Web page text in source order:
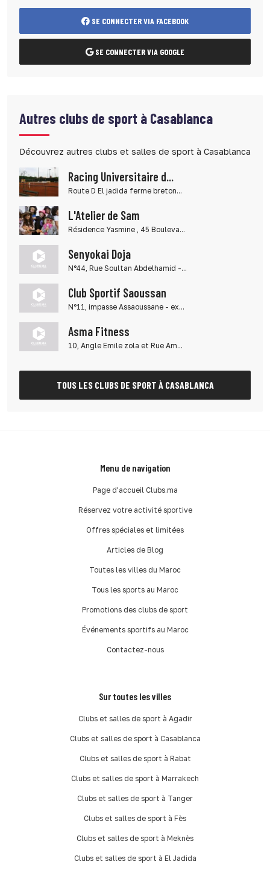
SE CONNECTER VIA FACEBOOK
SE CONNECTER VIA GOOGLE
Autres clubs de sport à Casablanca
Découvrez autres clubs et salles de sport à Casablanca
Racing Universitaire d...
Route D El jadida ferme breton...
L'Atelier de Sam
Résidence Yasmine , 45 Bouleva...
Senyokai Doja
N°44, Rue Soultan Abdelhamid -...
Club Sportif Saoussan
N°11, impasse Assaoussane - ex...
Asma Fitness
10, Angle Emile zola et Rue Am...
TOUS LES CLUBS DE SPORT À CASABLANCA
Menu de navigation
Page d'accueil Clubs.ma
Réservez votre activité sportive
Offres spéciales et limitées
Articles de Blog
Toutes les villes du Maroc
Tous les sports au Maroc
Promotions des clubs de sport
Événements sportifs au Maroc
Contactez-nous
Sur toutes les villes
Clubs et salles de sport à Agadir
Clubs et salles de sport à Casablanca
Clubs et salles de sport à Rabat
Clubs et salles de sport à Marrakech
Clubs et salles de sport à Tanger
Clubs et salles de sport à Fès
Clubs et salles de sport à Meknès
Clubs et salles de sport à El Jadida